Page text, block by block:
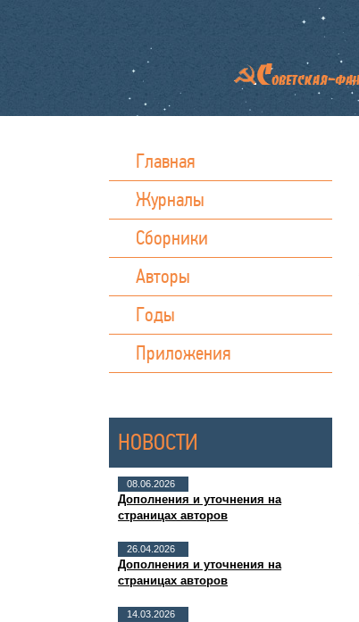
Главная
Журналы
Сборники
Авторы
Годы
Приложения
НОВОСТИ
08.06.2026
Дополнения и уточнения на
страницах авторов
26.04.2026
Дополнения и уточнения на
страницах авторов
14.03.2026